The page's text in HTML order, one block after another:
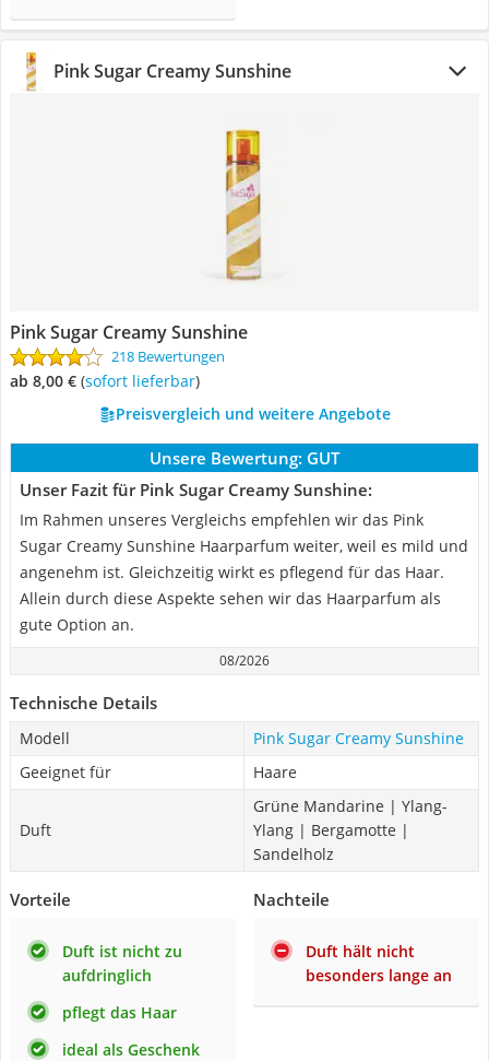
Pink Sugar Creamy Sunshine
Pink Sugar Creamy Sunshine
218 Bewertungen
ab 8,00 € ( Sofort lieferbar)
Preisvergleich und weitere Angebote
Unsere Bewertung: GUT
Unser Fazit für Pink Sugar Creamy Sunshine:
Im Rahmen unseres Vergleichs empfehlen wir das Pink
Sugar Creamy Sunshine Haarparfum weiter, weil es mild und
angenehm ist. Gleichzeitig wirkt es pflegend für das Haar.
Allein durch diese Aspekte sehen wir das Haarparfum als
gute Option an.
08/2026
Technische Details
Modell
Pink Sugar Creamy Sunshine
Geeignet für
Haare
Duft
Grüne Mandarine | Ylang-
Ylang | Bergamotte |
Sandelholz
Vorteile
Duft ist nicht zu
aufdringlich
pflegt das Haar
ideal als Geschenk
Nachteile
Duft hält nicht
besonders lange an